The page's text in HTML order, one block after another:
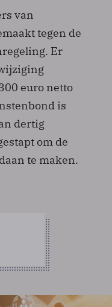
van
tegen de
Er
euro netto
is
dertig
om de
te maken.